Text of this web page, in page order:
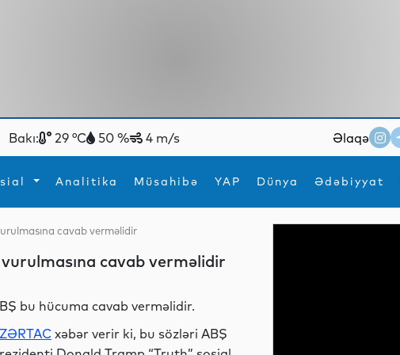
Bakı: 29 °C 50 % 4 m/s Əlaqə
Analitika Müsahibə YAP Dünya Ədəbiyyat
İdmanYeni texnologiyalar
cavab verməlidir
cavab verməlidir
bu hücuma cavab verməlidir.
xəbər verir ki, bu sözləri ABŞ